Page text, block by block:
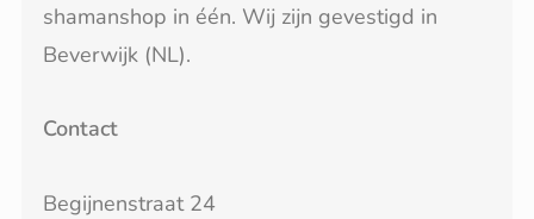
shamanshop in één. Wij zijn gevestigd in
Beverwijk (NL).
Contact
Begijnenstraat 24